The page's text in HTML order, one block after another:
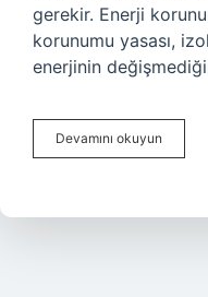
gerekir. Enerji
korunumu yasası,
enerjinin
Devamını okuyun
Sınıf
Nelerdir